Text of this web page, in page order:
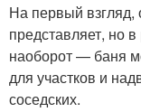
На первый взгляд,
представляет, но
наоборот — баня
для участков и
соседских.